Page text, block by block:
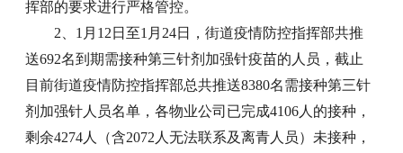
挥部的要求进行严格管控。
2、1月12日至1月24日，街道疫情防控指挥部共推
送692名到期需接种第三针剂加强针疫苗的人员，截止
目前街道疫情防控指挥部总共推送8380名需接种第三针
剂加强针人员名单，各物业公司已完成4106人的接种，
剩余4274人（含2072人无法联系及离青人员）未接种，